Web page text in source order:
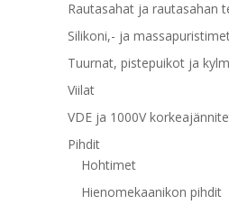
Rautasahat ja rautasahan
Silikoni,- ja
Tuurnat, pistepuikot ja
Viilat
VDE ja 1000V
Pihdit
Hohtimet
Hienomekaanikon pihdit